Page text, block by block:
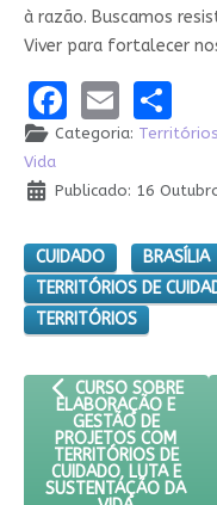
à razão. Buscamos
Viver para fortalecer
Facebook
Email
Categoria:
Vida
Publicado: 16
CUIDADO BRASÍLIA
TERRITÓRIOS DE
TERRITÓRIOS
ARTIGO ANTERIOR:
CURSO SOBRE
ELABORAÇÃO E
GESTÃO DE
PROJETOS COM
TERRITÓRIOS DE
CUIDADO, LUTA E
SUSTENTAÇÃO DA